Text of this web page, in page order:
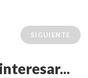
SIGUIENTE